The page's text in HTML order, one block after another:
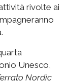
rivolte ai
Unesco,
Nordic